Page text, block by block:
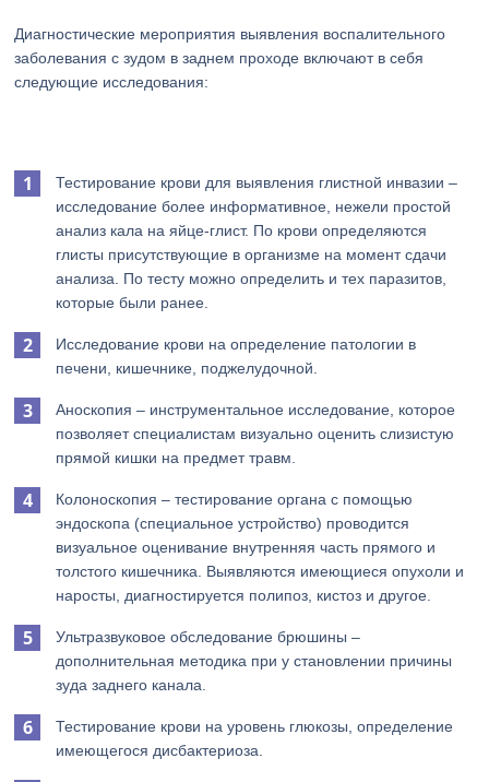
Диагностические мероприятия выявления воспалительного
заболевания с зудом в заднем проходе включают в себя
следующие исследования:
Тестирование крови для выявления глистной инвазии –
исследование более информативное, нежели простой
анализ кала на яйце-глист. По крови определяются
глисты присутствующие в организме на момент сдачи
анализа. По тесту можно определить и тех паразитов,
которые были ранее.
Исследование крови на определение патологии в
печени, кишечнике, поджелудочной.
Аноскопия – инструментальное исследование, которое
позволяет специалистам визуально оценить слизистую
прямой кишки на предмет травм.
Колоноскопия – тестирование органа с помощью
эндоскопа (специальное устройство) проводится
визуальное оценивание внутренняя часть прямого и
толстого кишечника. Выявляются имеющиеся опухоли и
наросты, диагностируется полипоз, кистоз и другое.
Ультразвуковое обследование брюшины –
дополнительная методика при у становлении причины
зуда заднего канала.
Тестирование крови на уровень глюкозы, определение
имеющегося дисбактериоза.